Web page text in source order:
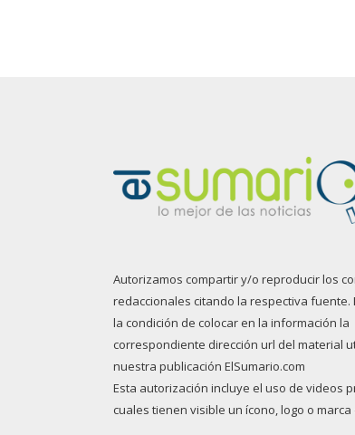
Autorizamos compartir y/o reproducir los
redaccionales citando la respectiva fuente.
la condición de colocar en la información la
correspondiente dirección url del material
nuestra publicación ElSumario.com
Esta autorización incluye el uso de videos
cuales tienen visible un ícono, logo o marca